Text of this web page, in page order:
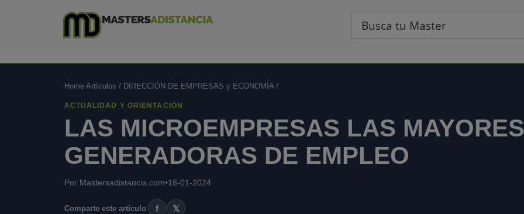
Home Artículos / DIRECCIÓN DE EMPRESAS y ECONOMÍA/
ACTUALIDAD Y ORIENTACIÓN
LAS MICROEMPRESAS LAS MAYORES
GENERADORAS DE EMPLEO
Por Mastersadistancia.com•18-01-2024
Comparte este artículo f 𝕏